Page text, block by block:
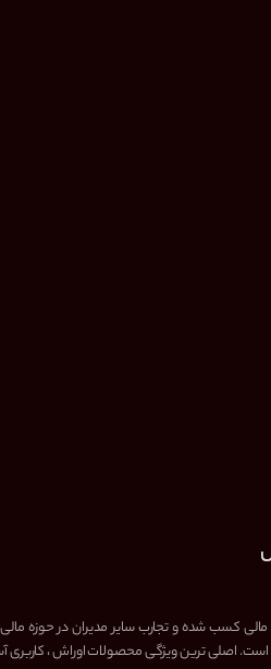
کسب شده و تجارب سایر مدیران در حوزه
اصلی ترین ویژگی محصولات اوراش ، کاربری